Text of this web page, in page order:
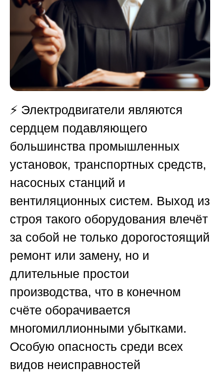
⚡ Электродвигатели являются
сердцем подавляющего
большинства промышленных
установок, транспортных средств,
насосных станций и
вентиляционных систем. Выход из
строя такого оборудования влечёт
за собой не только дорогостоящий
ремонт или замену, но и
длительные простои
производства, что в конечном
счёте оборачивается
многомиллионными убытками.
Особую опасность среди всех
видов неисправностей